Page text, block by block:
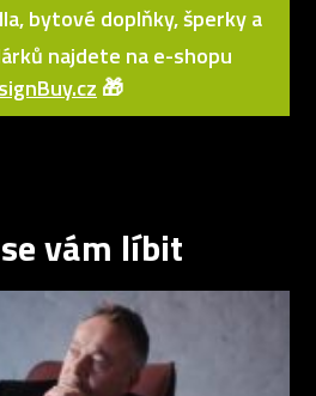
bytové doplňky, šperky a
najdete na e-shopu
🎁
vám líbit